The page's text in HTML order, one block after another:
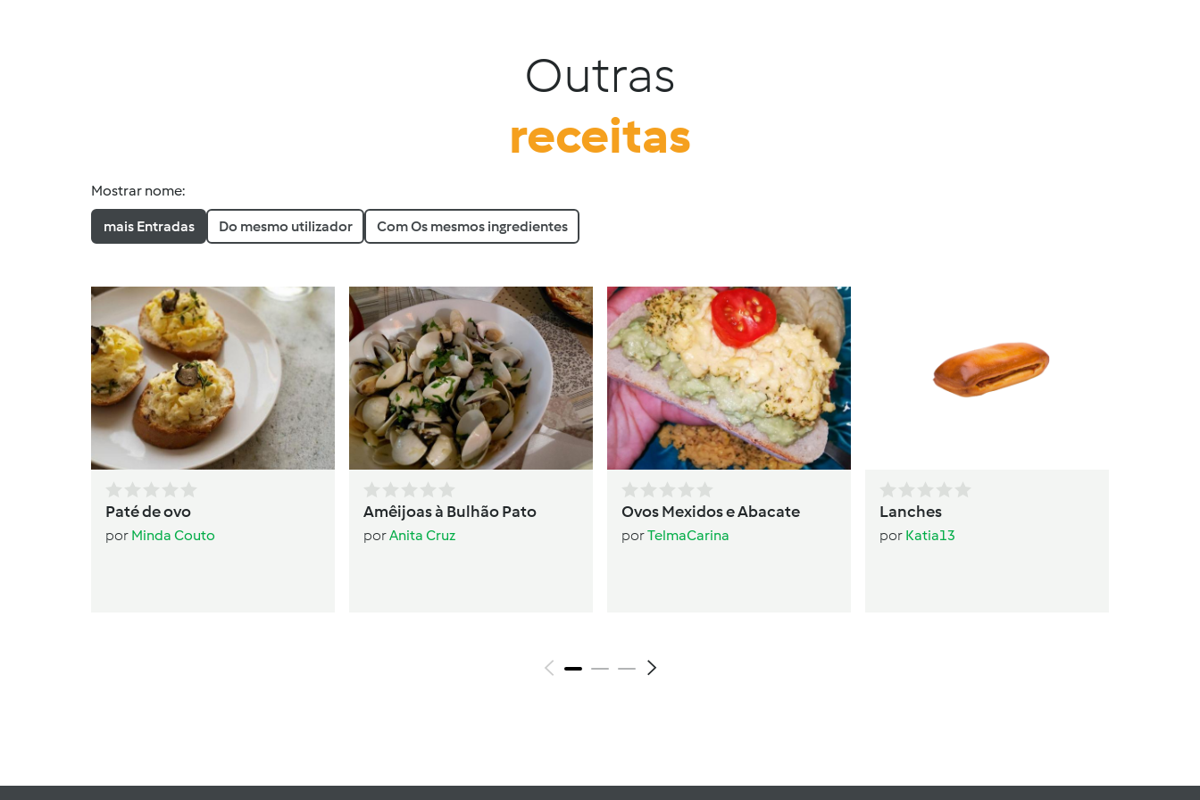
Outras
receitas
Mostrar nome:
mais Entradas Do mesmo utilizador Com Os mesmos ingredientes
Paté de ovo
por Minda Couto
Amêijoas à Bulhão Pato
porAnita Cruz
Ovos Mexidos e Abacate
porTelmaCarina
Lanches
por Katia13